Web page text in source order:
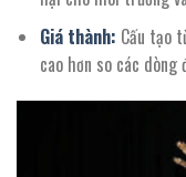
Giá thành: Cấu tạo
cao hơn so các